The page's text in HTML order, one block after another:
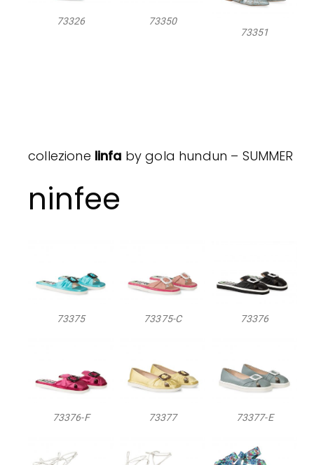
73326
73350
73351
collezione linfa by gola hundun – SUMMER
ninfee
73375 73375-C 73376
73376-F 73377 73377-E